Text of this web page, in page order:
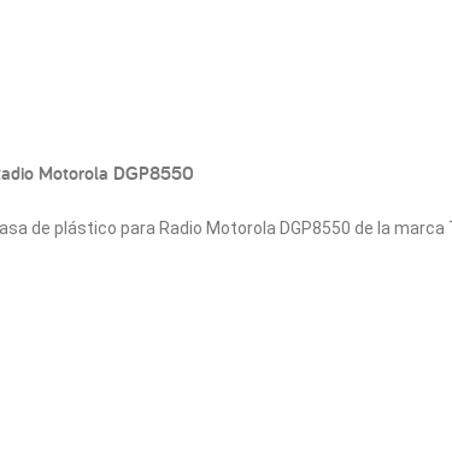
Motorola DGP8550
de plástico para Radio Motorola DGP8550 de la marca